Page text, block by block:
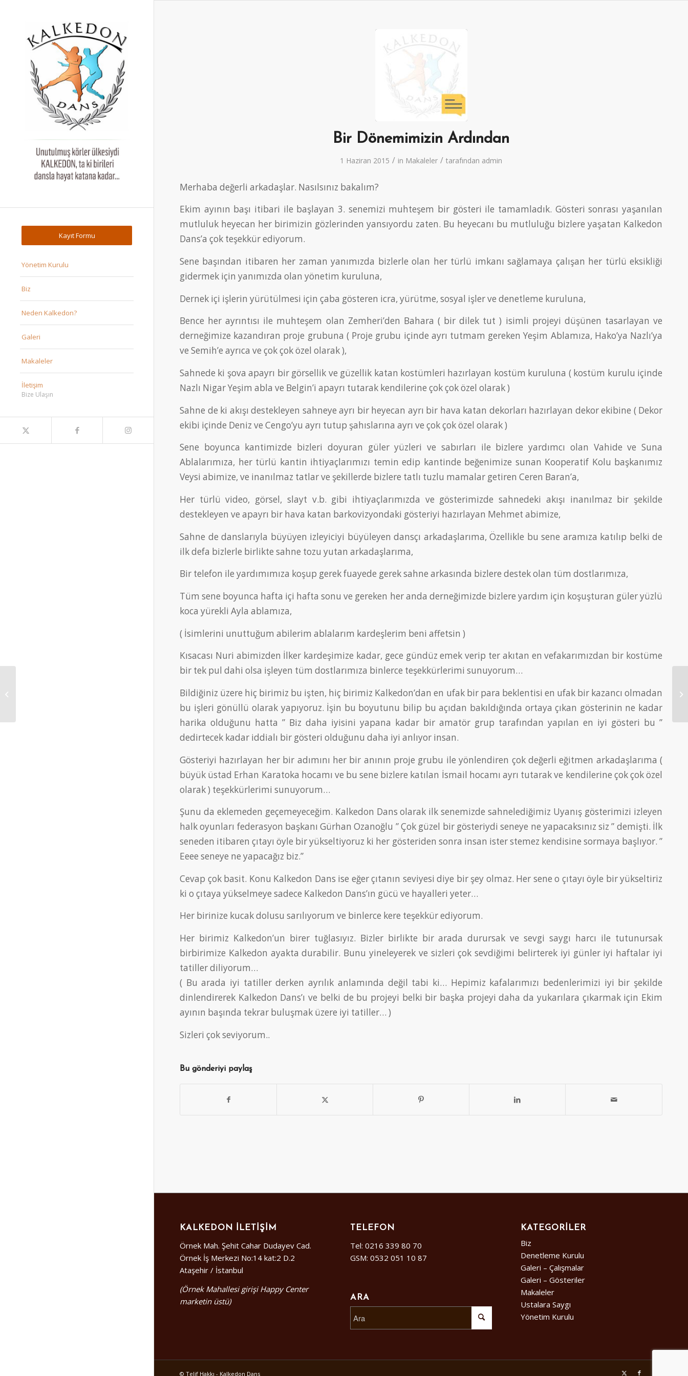
Kayıt Formu
Yönetim Kurulu
Biz
Neden Kalkedon?
Galeri
Makaleler
İletişim
Bize Ulaşın
Bir Dönemimizin Ardından
1 Haziran 2015 / in Makaleler / tarafından admin
Merhaba değerli arkadaşlar. Nasılsınız bakalım?
Ekim ayının başı itibari ile başlayan 3. senemizi muhteşem bir gösteri ile tamamladık. Gösteri sonrası yaşanılan
mutluluk heyecan her birimizin gözlerinden yansıyordu zaten. Bu heyecanı bu mutluluğu bizlere yaşatan Kalkedon
Dans’a çok teşekkür ediyorum.
Sene başından itibaren her zaman yanımızda bizlerle olan her türlü imkanı sağlamaya çalışan her türlü eksikliği
gidermek için yanımızda olan yönetim kuruluna,
Dernek içi işlerin yürütülmesi için çaba gösteren icra, yürütme, sosyal işler ve denetleme kuruluna,
Bence her ayrıntısı ile muhteşem olan Zemheri’den Bahara ( bir dilek tut ) isimli projeyi düşünen tasarlayan ve
derneğimize kazandıran proje grubuna ( Proje grubu içinde ayrı tutmam gereken Yeşim Ablamıza, Hako’ya Nazlı’ya
ve Semih’e ayrıca ve çok çok özel olarak ),
Sahnede ki şova apayrı bir görsellik ve güzellik katan kostümleri hazırlayan kostüm kuruluna ( kostüm kurulu içinde
Nazlı Nigar Yeşim abla ve Belgin’i apayrı tutarak kendilerine çok çok özel olarak )
Sahne de ki akışı destekleyen sahneye ayrı bir heyecan ayrı bir hava katan dekorları hazırlayan dekor ekibine ( Dekor
ekibi içinde Deniz ve Cengo’yu ayrı tutup şahıslarına ayrı ve çok çok özel olarak )
Sene boyunca kantimizde bizleri doyuran güler yüzleri ve sabırları ile bizlere yardımcı olan Vahide ve Suna
Ablalarımıza, her türlü kantin ihtiyaçlarımızı temin edip kantinde beğenimize sunan Kooperatif Kolu başkanımız
Veysi abimize, ve inanılmaz tatlar ve şekillerde bizlere tatlı tuzlu mamalar getiren Ceren Baran’a,
Her türlü video, görsel, slayt v.b. gibi ihtiyaçlarımızda ve gösterimizde sahnedeki akışı inanılmaz bir şekilde
destekleyen ve apayrı bir hava katan barkovizyondaki gösteriyi hazırlayan Mehmet abimize,
Sahne de danslarıyla büyüyen izleyiciyi büyüleyen dansçı arkadaşlarıma, Özellikle bu sene aramıza katılıp belki de
ilk defa bizlerle birlikte sahne tozu yutan arkadaşlarıma,
Bir telefon ile yardımımıza koşup gerek fuayede gerek sahne arkasında bizlere destek olan tüm dostlarımıza,
Tüm sene boyunca hafta içi hafta sonu ve gereken her anda derneğimizde bizlere yardım için koşuşturan güler yüzlü
koca yürekli Ayla ablamıza,
( İsimlerini unuttuğum abilerim ablalarım kardeşlerim beni affetsin )
Kısacası Nuri abimizden İlker kardeşimize kadar, gece gündüz emek verip ter akıtan en vefakarımızdan bir kostüme
bir tek pul dahi olsa işleyen tüm dostlarımıza binlerce teşekkürlerimi sunuyorum…
Bildiğiniz üzere hiç birimiz bu işten, hiç birimiz Kalkedon’dan en ufak bir para beklentisi en ufak bir kazancı olmadan
bu işleri gönüllü olarak yapıyoruz. İşin bu boyutunu bilip bu açıdan bakıldığında ortaya çıkan gösterinin ne kadar
harika olduğunu hatta ” Biz daha iyisini yapana kadar bir amatör grup tarafından yapılan en iyi gösteri bu ”
dedirtecek kadar iddialı bir gösteri olduğunu daha iyi anlıyor insan.
Gösteriyi hazırlayan her bir adımını her bir anının proje grubu ile yönlendiren çok değerli eğitmen arkadaşlarıma (
büyük üstad Erhan Karatoka hocamı ve bu sene bizlere katılan İsmail hocamı ayrı tutarak ve kendilerine çok çok özel
olarak ) teşekkürlerimi sunuyorum…
Şunu da eklemeden geçemeyeceğim. Kalkedon Dans olarak ilk senemizde sahnelediğimiz Uyanış gösterimizi izleyen
halk oyunları federasyon başkanı Gürhan Ozanoğlu ” Çok güzel bir gösteriydi seneye ne yapacaksınız siz ” demişti. İlk
seneden itibaren çıtayı öyle bir yükseltiyoruz ki her gösteriden sonra insan ister stemez kendisine sormaya başlıyor. ”
Eeee seneye ne yapacağız biz.”
Cevap çok basit. Konu Kalkedon Dans ise eğer çıtanın seviyesi diye bir şey olmaz. Her sene o çıtayı öyle bir yükseltiriz
ki o çıtaya yükselmeye sadece Kalkedon Dans’ın gücü ve hayalleri yeter…
Her birinize kucak dolusu sarılıyorum ve binlerce kere teşekkür ediyorum.
Her birimiz Kalkedon’un birer tuğlasıyız. Bizler birlikte bir arada durursak ve sevgi saygı harcı ile tutunursak
birbirimize Kalkedon ayakta durabilir. Bunu yineleyerek ve sizleri çok sevdiğimi belirterek iyi günler iyi haftalar iyi
tatiller diliyorum…
( Bu arada iyi tatiller derken ayrılık anlamında değil tabi ki… Hepimiz kafalarımızı bedenlerimizi iyi bir şekilde
dinlendirerek Kalkedon Dans’ı ve belki de bu projeyi belki bir başka projeyi daha da yukarılara çıkarmak için Ekim
ayının başında tekrar buluşmak üzere iyi tatiller… )
Sizleri çok seviyorum..
Bu gönderiyi paylaş
KALKEDON İLETIŞIM
Örnek Mah. Şehit Cahar Dudayev Cad.
Örnek İş Merkezi No:14 kat:2 D.2
Ataşehir / İstanbul
(Örnek Mahallesi girişi Happy Center
marketin üstü)
TELEFON
Tel: 0216 339 80 70
GSM: 0532 051 10 87
ARA
KATEGORILER
Biz
Denetleme Kurulu
Galeri – Çalışmalar
Galeri – Gösteriler
Makaleler
Ustalara Saygı
Yönetim Kurulu
© Telif Hakkı - Kalkedon Dans